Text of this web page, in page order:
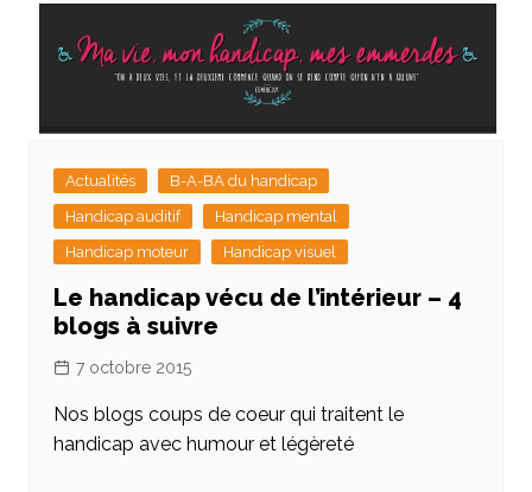
Actualités
B-A-BA du handicap
Handicap auditif
Handicap mental
Handicap moteur
Handicap visuel
Le handicap vécu de l’intérieur – 4
blogs à suivre
7 octobre 2015
Nos blogs coups de coeur qui traitent le
handicap avec humour et légèreté